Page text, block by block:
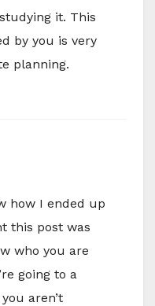
it. This
by you is very
planning.
how I ended up
this post was
who you are
going to a
aren’t